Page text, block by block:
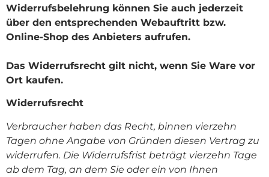
Widerrufsbelehrung können Sie auch jederzeit
über den entsprechenden Webauftritt bzw.
Online-Shop des Anbieters aufrufen.
Das Widerrufsrecht gilt nicht, wenn Sie Ware vor
Ort kaufen.
Widerrufsrecht
Verbraucher haben das Recht, binnen vierzehn
Tagen ohne Angabe von Gründen diesen Vertrag zu
widerrufen. Die Widerrufsfrist beträgt vierzehn Tage
ab dem Tag, an dem Sie oder ein von Ihnen